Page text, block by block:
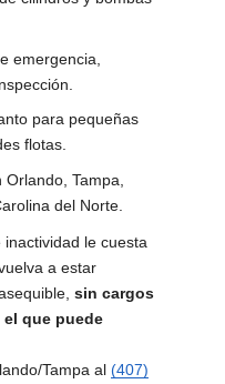
emergencia,
para pequeñas
flotas.
Tampa,
del Norte.
le cuesta
a estar
sin cargos
que puede
Tampa al (407)